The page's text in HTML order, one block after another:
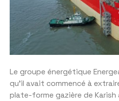
Le groupe énergétique
qu’il avait commencé à
plate-forme gazière de Karish